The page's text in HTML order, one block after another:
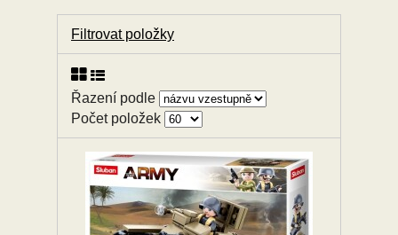
Filtrovat položky
Řazení podle
Počet položek